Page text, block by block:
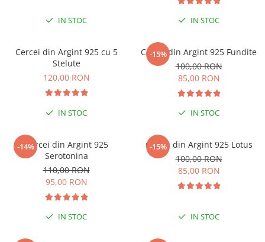
semiprețioase
Brățări de picior din Aur
Brățări de picior din Argint
IN STOC IN STOC
Cercei din Argint 925 cu 5
Stelute
120,00 RON
IN STOC
-15%
Cercei din Argint 925 Fundite
100,00 RON
85,00 RON
IN STOC
-14%Cercei din Argint 925
Serotonina
110,00 RON
95,00 RON
IN STOC
-15%
Cercei din Argint 925 Lotus
100,00 RON
85,00 RON
IN STOC